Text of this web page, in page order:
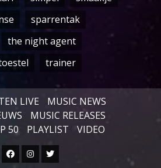
sparrentak
the night agent
trainer
LIVE
MUSIC NEWS
MUSIC RELEASES
50
PLAYLIST VIDEO
Facebook
Instagram
Twitter